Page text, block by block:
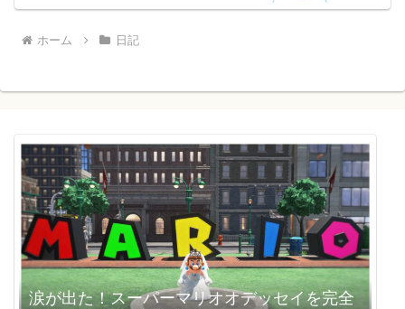
ホーム 日記
涙が出た！スーパーマリオオデッセイを完全